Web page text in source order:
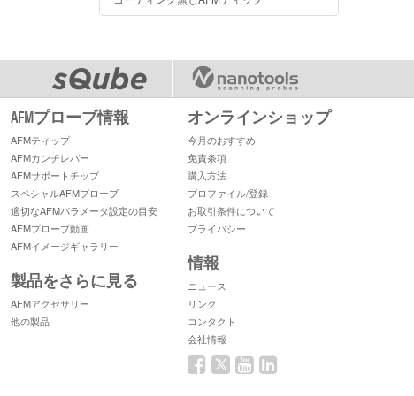
AFMプローブ情報
AFMティップ
AFMカンチレバー
AFMサポートチップ
スペシャルAFMプローブ
適切なAFMパラメータ設定の目安
AFMプローブ動画
AFMイメージギャラリー
製品をさらに見る
AFMアクセサリー
他の製品
オンラインショップ
今月のおすすめ
免責条項
購入方法
プロファイル/登録
お取引条件について
プライバシー
情報
ニュース
リンク
コンタクト
会社情報